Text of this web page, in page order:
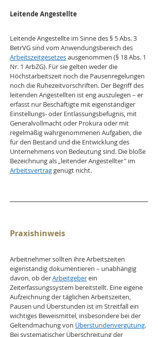
Leitende Angestellte
Leitende Angestellte im Sinne des § 5 Abs. 3
BetrVG sind vom Anwendungsbereich des
Arbeitszeitgesetzes ausgenommen (§ 18 Abs. 1
Nr. 1 ArbZG). Für sie gelten weder die
Höchstarbeitszeit noch die Pausenregelungen
noch die Ruhezeitvorschriften. Der Begriff des
leitenden Angestellten ist eng auszulegen – er
erfasst nur Beschäftigte mit eigenständiger
Einstellungs- oder Entlassungsbefugnis, mit
Generalvollmacht oder Prokura oder mit
regelmäßig wahrgenommenen Aufgaben, die
für den Bestand und die Entwicklung des
Unternehmens von Bedeutung sind. Die bloße
Bezeichnung als „leitender Angestellter" im
Arbeitsvertrag genügt nicht.
Praxishinweis
Arbeitnehmer sollten ihre Arbeitszeiten
eigenständig dokumentieren – unabhängig
davon, ob der Arbeitgeber ein
Zeiterfassungssystem bereitstellt. Eine eigene
Aufzeichnung der täglichen Arbeitszeiten,
Pausen und Überstunden ist im Streitfall ein
wichtiges Beweismittel, insbesondere bei der
Geltendmachung von Überstundenvergütung.
Bei systematischer Überschreitung der